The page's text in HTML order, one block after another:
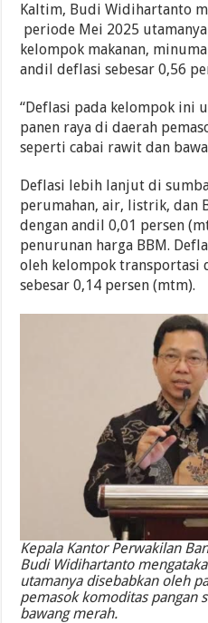
Kaltim, Budi Widihartanto
periode Mei 2025
kelompok makanan,
andil deflasi sebesar 0,56
“Deflasi pada kelompok ini
panen raya di daerah
seperti cabai rawit dan
Deflasi lebih lanjut di
perumahan, air, listrik, dan
dengan andil 0,01 persen
penurunan harga BBM.
oleh kelompok transportasi
sebesar 0,14 persen (mtm).
Kepala Kantor Perwakilan
Budi Widihartanto
utamanya disebabkan oleh
pemasok komoditas pangan
bawang merah.